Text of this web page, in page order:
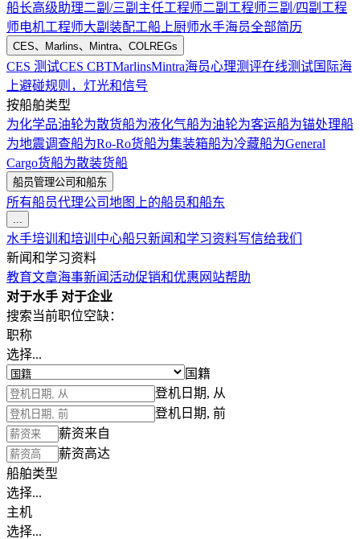
船长高级助理二副/三副 主任工程师二副工程师三副/四副工程
师电机工程师大副 装配工船上厨师水手海员全部简历
CES、Marlins、Mintra、COLREGs
CES 测试CES CBTMarlinsMintra海员心理测评在线测试国际海
上避碰规则，灯光和信号
按船舶类型
为化学品油轮为散货船为液化气船为油轮为客运船为锚处理船
为地震调查船为Ro-Ro货船为集装箱船为冷藏船为General
Cargo货船为散装货船
船员管理公司和船东
所有船员代理公司地图上的船员和船东
...
水手培训和培训中心船只新闻和学习资料写信给我们
新闻和学习资料
教育文章海事新闻活动促销和优惠 网站帮助
对于水手 对于企业
搜索当前职位空缺：
职称
选择...
国籍
登机日期, 从
登机日期, 前
薪资来自
薪资高达
船舶类型
选择...
主机
选择...